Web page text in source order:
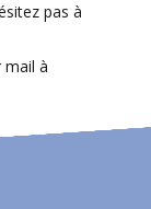
pas à
mail à